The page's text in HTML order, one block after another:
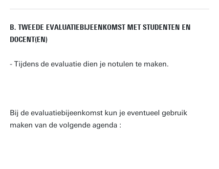
B. TWEEDE EVALUATIEBIJEENKOMST MET STUDENTEN EN
DOCENT(EN)
- Tijdens de evaluatie dien je notulen te maken.
Bij de evaluatiebijeenkomst kun je eventueel gebruik
maken van de volgende agenda :